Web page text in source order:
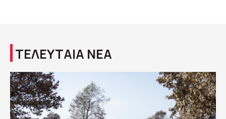
ΤΕΛΕΥΤΑΙΑ ΝΕΑ